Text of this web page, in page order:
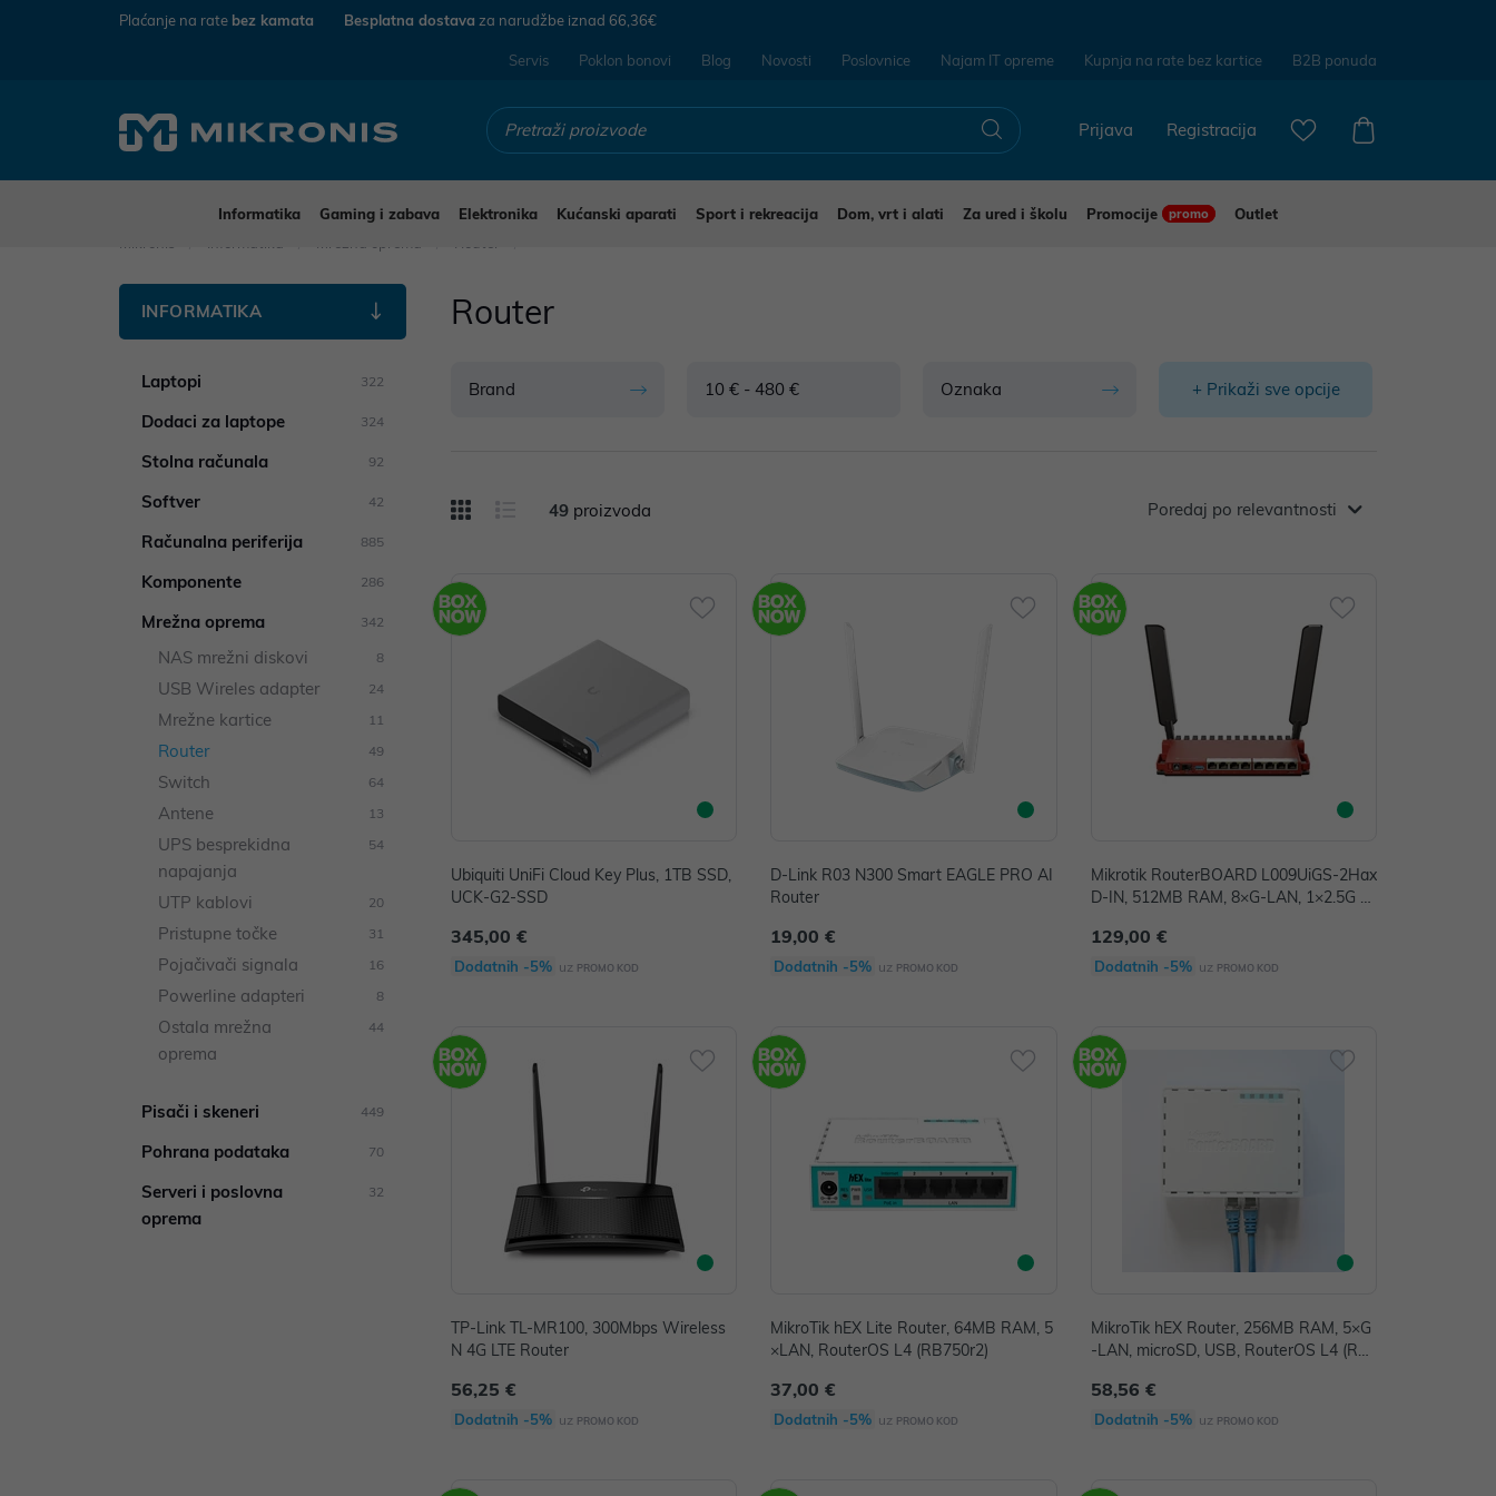
Plaćanje na rate bez kamata Besplatna dostava za narudžbe iznad 66,36€
Servis Poklon bonovi Blog Novosti Poslovnice Najam IT opreme Kupnja na rate bez kartice B2B ponuda
Registracija
Prijava
Informatika Gaming i zabava Elektronika Kućanski aparati Sport i rekreacija Dom, vrt i alati Za ured i školu Promocije promo
Outlet
INFORMATIKA
Laptopi 322
Dodaci za laptope 324
Stolna računala 92
Softver 42
Računalna periferija 885
Komponente 286
Mrežna oprema 342
NAS mrežni diskovi 8
USB Wireles adapter 24
Mrežne kartice 11
Router 49
Switch 64
Antene 13
UPS besprekidna
napajanja
54
UTP kablovi 20
Pristupne točke 31
Pojačivači signala 16
Powerline adapteri 8
Ostala mrežna
oprema
44
Pisači i skeneri 449
Pohrana podataka 70
Serveri i poslovna
oprema
32
Router
Brand 10 € - 480 € Oznaka + Prikaži sve opcije
49 proizvoda Poredaj po relevantnosti
Ubiquiti UniFi Cloud Key Plus, 1TB SSD,
UCK-G2-SSD
345,00 €
Dodatnih -5% uz PROMO KOD
D-Link R03 N300 Smart EAGLE PRO AI
Router
19,00 €
Dodatnih -5% uz PROMO KOD
Mikrotik RouterBOARD L009UiGS-2Hax
D-IN, 512MB RAM, 8×G-LAN, 1×2.5G S
dBi eksterne antene, USB, desktop kuči
šte, PSU, RouterOS L5
129,00 €
Dodatnih -5% uz PROMO KOD
TP-Link TL-MR100, 300Mbps Wireless
N 4G LTE Router
56,25 €
Dodatnih -5% uz PROMO KOD
MikroTik hEX Lite Router, 64MB RAM, 5
×LAN, RouterOS L4 (RB750r2)
37,00 €
Dodatnih -5% uz PROMO KOD
MikroTik hEX Router, 256MB RAM, 5×G
-LAN, microSD, USB, RouterOS L4 (RB
58,56 €
Dodatnih -5% uz PROMO KOD